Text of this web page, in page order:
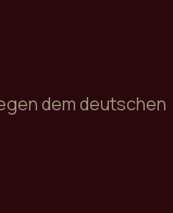
dem deutschen